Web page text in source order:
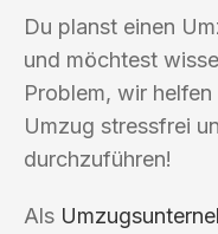
Du planst einen
und möchtest
Problem, wir
Umzug stressfrei
durchzuführen!
Als